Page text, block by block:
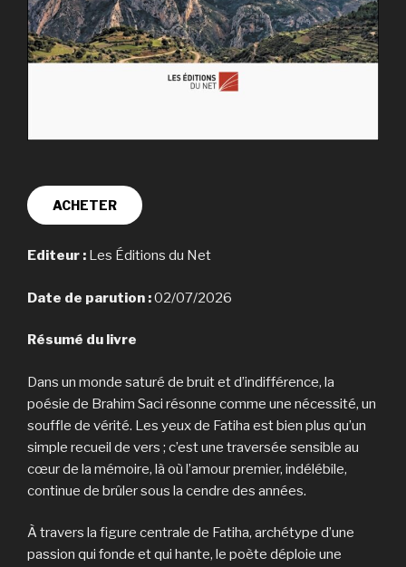
ACHETER
Editeur : Les Éditions du Net
Date de parution :02/07/2026
Résumé du livre
Dans un monde saturé de bruit et d’indifférence, la
poésie de Brahim Saci résonne comme une nécessité, un
souffle de vérité. Les yeux de Fatiha est bien plus qu’un
simple recueil de vers ; c’est une traversée sensible au
cœur de la mémoire, là où l’amour premier, indélébile,
continue de brûler sous la cendre des années.
À travers la figure centrale de Fatiha, archétype d’une
passion qui fonde et qui hante, le poète déploie une